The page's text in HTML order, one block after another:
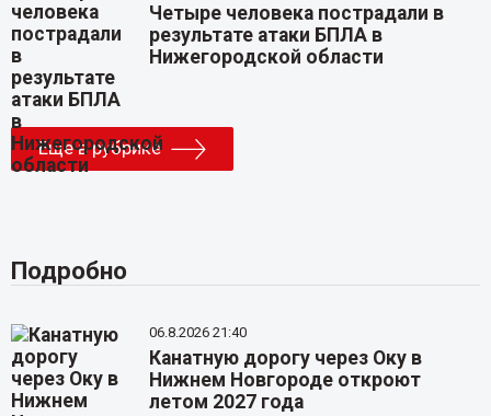
Четыре человека пострадали в
результате атаки БПЛА в
Нижегородской области
Еще в рубрике
Подробно
06.8.2026 21:40
Канатную дорогу через Оку в
Нижнем Новгороде откроют
летом 2027 года